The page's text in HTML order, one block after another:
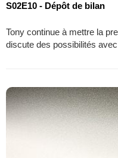
S02E10 - Dépôt de bilan
Tony continue à mettre la
discute des possibilités